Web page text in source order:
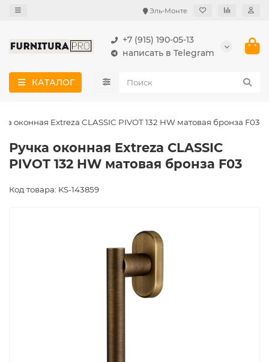
Эль-Монте
+7 (915) 190-05-13
написать в Telegram
КАТАЛОГ
оконная Extreza CLASSIC PIVOT 132 HW матовая бронза F03
Ручка оконная Extreza CLASSIC
PIVOT 132 HW матовая бронза F03
Код товара: KS-143859